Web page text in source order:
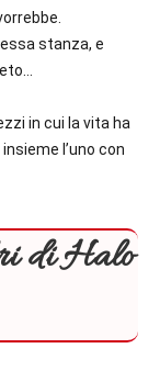
stanza, e
in cui la vita ha
l’uno con
di Halo